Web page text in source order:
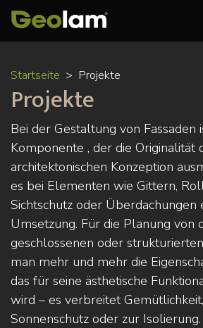
Startseite Projekte
Projekte
Bei der Gestaltung von Fassaden
Komponente , der die Originalität
architektonischen Konzeption
es bei Elementen wie Gittern,
Sichtschutz oder Überdachungen
Umsetzung. Für die Planung von
geschlossenen oder
man mehr und mehr die
das für seine ästhetische
wird – es verbreitet
Sonnenschutz oder zur Isolierung.